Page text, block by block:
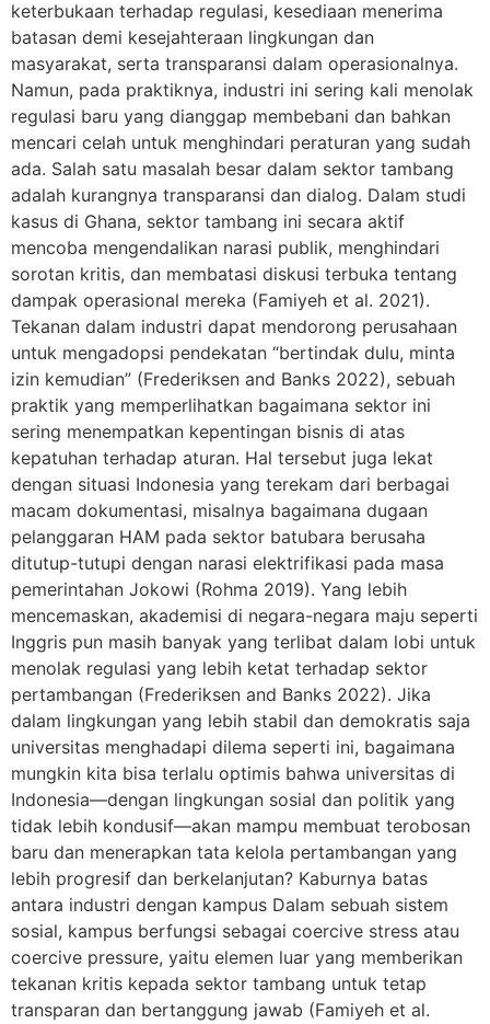
keterbukaan terhadap regulasi, kesediaan menerima
batasan demi kesejahteraan lingkungan dan
masyarakat, serta transparansi dalam operasionalnya.
Namun, pada praktiknya, industri ini sering kali menolak
regulasi baru yang dianggap membebani dan bahkan
mencari celah untuk menghindari peraturan yang sudah
ada. Salah satu masalah besar dalam sektor tambang
adalah kurangnya transparansi dan dialog. Dalam studi
kasus di Ghana, sektor tambang ini secara aktif
mencoba mengendalikan narasi publik, menghindari
sorotan kritis, dan membatasi diskusi terbuka tentang
dampak operasional mereka (Famiyeh et al. 2021).
Tekanan dalam industri dapat mendorong perusahaan
untuk mengadopsi pendekatan “bertindak dulu, minta
izin kemudian” (Frederiksen and Banks 2022), sebuah
praktik yang memperlihatkan bagaimana sektor ini
sering menempatkan kepentingan bisnis di atas
kepatuhan terhadap aturan. Hal tersebut juga lekat
dengan situasi Indonesia yang terekam dari berbagai
macam dokumentasi, misalnya bagaimana dugaan
pelanggaran HAM pada sektor batubara berusaha
ditutup-tutupi dengan narasi elektrifikasi pada masa
pemerintahan Jokowi (Rohma 2019). Yang lebih
mencemaskan, akademisi di negara-negara maju seperti
Inggris pun masih banyak yang terlibat dalam lobi untuk
menolak regulasi yang lebih ketat terhadap sektor
pertambangan (Frederiksen and Banks 2022). Jika
dalam lingkungan yang lebih stabil dan demokratis saja
universitas menghadapi dilema seperti ini, bagaimana
mungkin kita bisa terlalu optimis bahwa universitas di
Indonesia—dengan lingkungan sosial dan politik yang
tidak lebih kondusif—akan mampu membuat terobosan
baru dan menerapkan tata kelola pertambangan yang
lebih progresif dan berkelanjutan? Kaburnya batas
antara industri dengan kampus Dalam sebuah sistem
sosial, kampus berfungsi sebagai coercive stress atau
coercive pressure, yaitu elemen luar yang memberikan
tekanan kritis kepada sektor tambang untuk tetap
transparan dan bertanggung jawab (Famiyeh et al.